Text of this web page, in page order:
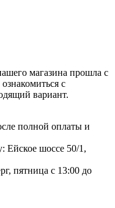
магазина прошла с
с
вариант.
полной оплаты и
Ейское шоссе 50/1,
пятница с 13:00 до